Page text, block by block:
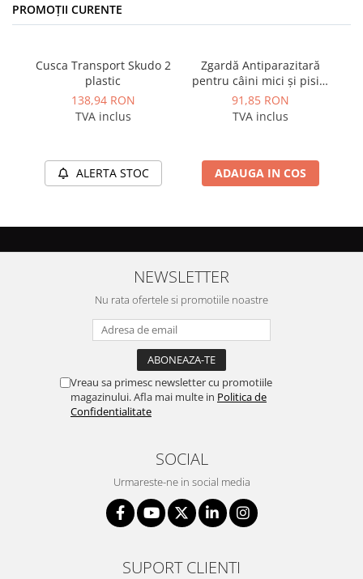
PROMOȚII CURENTE
Cusca Transport Skudo 2
plastic
138,94 RON
TVA inclus
ALERTA STOC
Zgardă Antiparazitară
pentru câini mici și pisici
38 cm Bolfo
91,85 RON
TVA inclus
ADAUGA IN COS
NEWSLETTER
Nu rata ofertele si promotiile noastre
Vreau sa primesc newsletter cu promotiile
magazinului. Afla mai multe in Politica de
Confidentialitate
SOCIAL
Urmareste-ne in social media
SUPORT CLIENTI